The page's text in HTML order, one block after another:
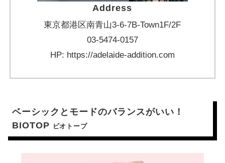
Address
東京都港区南青山3-6-7B-Town1F/2F
03-5474-0157
HP: https://adelaide-addition.com
ベーシックとモードのバランスがいい！
BIOTOP ビオトープ